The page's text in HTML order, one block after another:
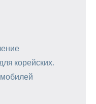
корейских,